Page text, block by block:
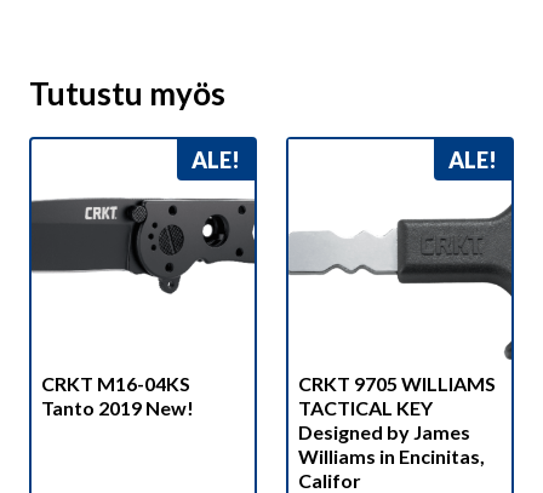
Tutustu myös
ALE!
CRKT M16-04KS
Tanto 2019 New!
ALE!
CRKT 9705 WILLIAMS
TACTICAL KEY
Designed by James
Williams in Encinitas,
Califor